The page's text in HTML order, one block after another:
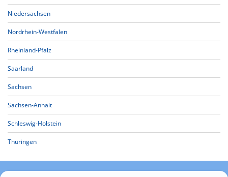
Niedersachsen
Nordrhein-Westfalen
Rheinland-Pfalz
Saarland
Sachsen
Sachsen-Anhalt
Schleswig-Holstein
Thüringen